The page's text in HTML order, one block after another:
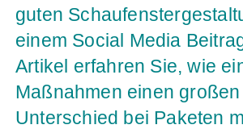
guten
einem Social Media
Artikel erfahren Sie, wie
Maßnahmen einen großen
Unterschied bei Paketen